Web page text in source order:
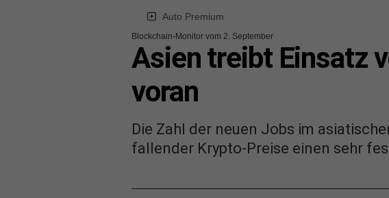
Auto Premium
Blockchain-Monitor vom 2. September
Asien treibt Einsatz
voran
Die Zahl der neuen Jobs im
fallender Krypto-Preise einen sehr